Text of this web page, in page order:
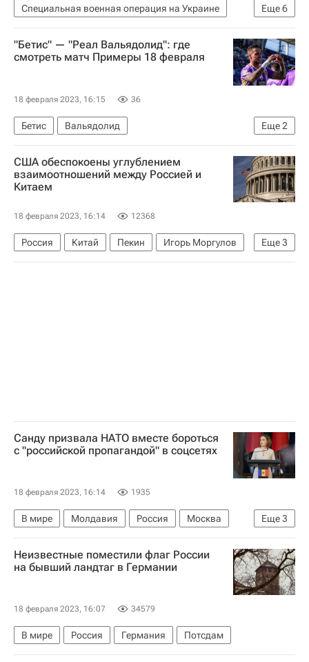
Еще6
Специальная военная операция на Украине
Рамзан Кадыров
Россия
Центральный военный округ
Западный военный округ (ЗВО)
Вооруженные силы РФ
"Бетис" — "Реал Вальядолид": где
смотреть матч Примеры 18 февраля
18 февраля 2023, 16:15 36
Еще2
Бетис
Вальядолид
Чемпионат Испании по футболу
Анонсы и трансляции матчей
США обеспокоены углублением
взаимоотношений между Россией и
Китаем
18 февраля 2023, 16:14 12368
Еще3
Россия Китай Пекин
Игорь Моргулов
Камала Харрис
Дмитрий Песков В мире
Санду призвала НАТО вместе бороться
с "российской пропагандой" в соцсетях
18 февраля 2023, 16:14 1935
Еще3
В мире Молдавия Россия
Москва
Майя Санду
Владимир Зеленский НАТО
Неизвестные поместили флаг России
на бывший ландтаг в Германии
18 февраля 2023, 16:07 34579
В мире Россия Германия Потсдам